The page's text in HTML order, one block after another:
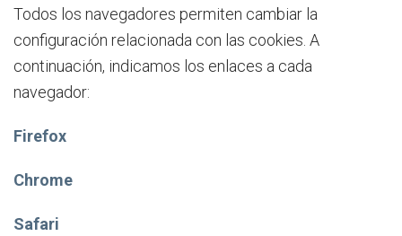
Todos los navegadores permiten cambiar la
configuración relacionada con las cookies. A
continuación, indicamos los enlaces a cada
navegador:
Firefox
Chrome
Safari